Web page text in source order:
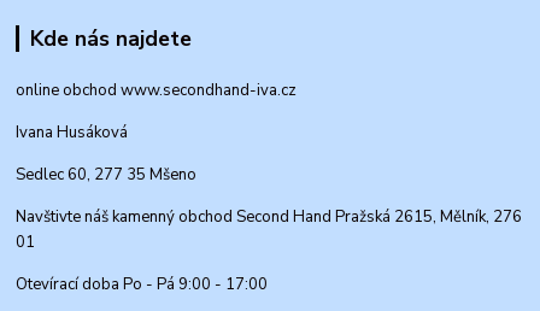
Kde nás najdete
online obchod www.secondhand-iva.cz
Ivana Husáková
Sedlec 60, 277 35 Mšeno
Navštivte náš kamenný obchod Second Hand Pražská 2615, Mělník, 276
01
Otevírací doba Po - Pá 9:00 - 17:00